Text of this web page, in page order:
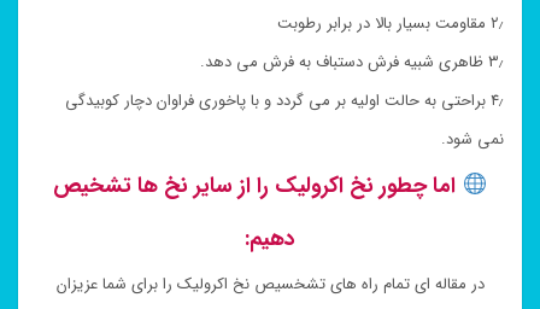
۲٫ مقاومت بسیار بالا در برابر رطوبت
۳٫ ظاهری شبیه فرش دستباف به فرش می دهد.
۴٫ براحتی به حالت اولیه بر می گردد و با پاخوری فراوان دچار کوبیدگی
نمی شود.
اما چطور نخ اکرولیک را از سایر نخ ها تشخیص
دهیم:
در مقاله ای تمام راه های تشخسیص نخ اکرولیک را برای شما عزیزان